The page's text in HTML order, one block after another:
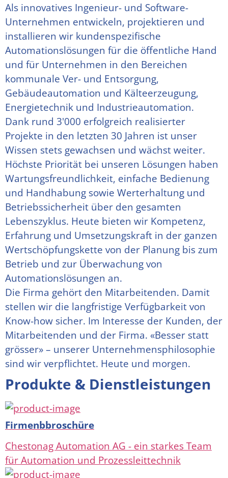
Als innovatives Ingenieur- und Software-
Unternehmen entwickeln, projektieren und
installieren wir kundenspezifische
Automationslösungen für die öffentliche Hand
und für Unternehmen in den Bereichen
kommunale Ver- und Entsorgung,
Gebäudeautomation und Kälteerzeugung,
Energietechnik und Industrieautomation.
Dank rund 3'000 erfolgreich realisierter
Projekte in den letzten 30 Jahren ist unser
Wissen stets gewachsen und wächst weiter.
Höchste Priorität bei unseren Lösungen haben
Wartungsfreundlichkeit, einfache Bedienung
und Handhabung sowie Werterhaltung und
Betriebssicherheit über den gesamten
Lebenszyklus. Heute bieten wir Kompetenz,
Erfahrung und Umsetzungskraft in der ganzen
Wertschöpfungskette von der Planung bis zum
Betrieb und zur Überwachung von
Automationslösungen an.
Die Firma gehört den Mitarbeitenden. Damit
stellen wir die langfristige Verfügbarkeit von
Know-how sicher. Im Interesse der Kunden, der
Mitarbeitenden und der Firma. «Besser statt
grösser» – unserer Unternehmensphilosophie
sind wir verpflichtet. Heute und morgen.
Produkte & Dienstleistungen
Firmenbbroschüre
Chestonag Automation AG - ein starkes Team
für Automation und Prozessleittechnik